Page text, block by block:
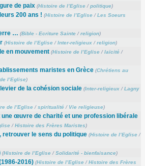
de paix (Histoire de l’Eglise/politique)
200 ans ! (Histoire de l’Eglise/Les Soeurs
… (Bible - Ecriture Sainte/religion)
(Histoire de l’Eglise/Inter-religieux/religion)
en mouvement (Histoire de l’Eglise/laïcité/
maristes en Grèce (Chrétiens au
l’Eglise)
de la cohésion sociale (Inter-religieux/Lagny
de l’Eglise/spiritualité/ Vie religieuse)
une œuvre de charité et une profession libérale
/Histoire des Frères Maristes)
retrouver le sens du politique (Histoire de l’Eglise/
(Histoire de l’Eglise/Solidarité - bienfaisance)
2016) (Histoire de l’Eglise/Histoire des Frères